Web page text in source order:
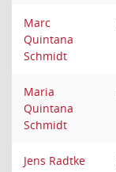
Marc
Quintana
Schmidt
Maria
Quintana
Schmidt
Jens Radtke